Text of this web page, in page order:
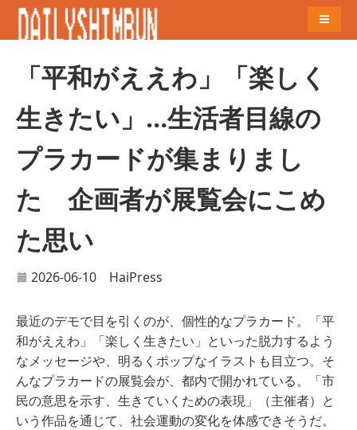
「平和がええわ」「楽しく
生きたい」…生活者目線の
プラカードが集まりまし
た 企画者が展覧会にこめ
た思い
2026-06-10 HaiPress
最近のデモで目を引くのが、個性的なプラカード。「平
和がええわ」「楽しく生きたい」といった脱力するよう
なメッセージや、明るくポップなイラストも目立つ。そ
んなプラカードの展覧会が、都内で開かれている。「市
民の意思を示す、生きていくための表現」（主催者）と
いう作品を通じて、社会運動の変化を体感できそうだ。